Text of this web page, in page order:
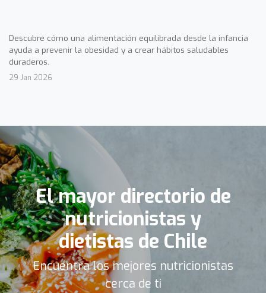
Descubre cómo una alimentación equilibrada desde la infancia
ayuda a prevenir la obesidad y a crear hábitos saludables
duraderos.
29 Jan 2026
El mayor directorio de
nutricionistas y
dietistas de Chile
Encuentra los mejores nutricionistas
cerca de ti